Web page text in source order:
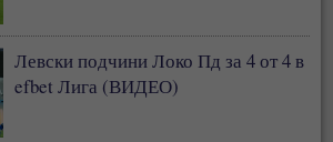
Левски подчини Локо Пд за 4 от 4 в
efbet Лига (ВИДЕО)